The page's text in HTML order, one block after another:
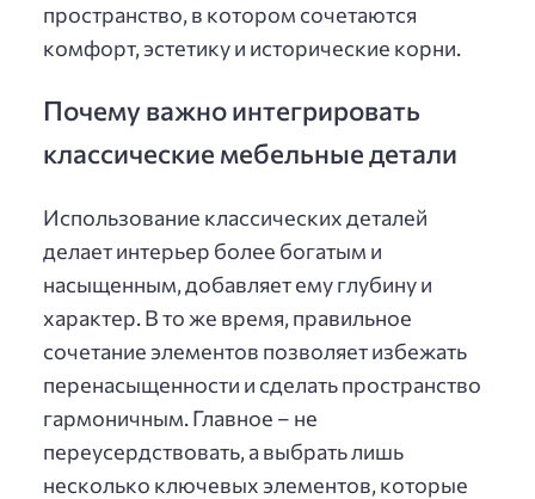
пространство, в котором сочетаются
комфорт, эстетику и исторические корни.
Почему важно интегрировать
классические мебельные детали
Использование классических деталей
делает интерьер более богатым и
насыщенным, добавляет ему глубину и
характер. В то же время, правильное
сочетание элементов позволяет избежать
перенасыщенности и сделать пространство
гармоничным. Главное – не
переусердствовать, а выбрать лишь
несколько ключевых элементов, которые